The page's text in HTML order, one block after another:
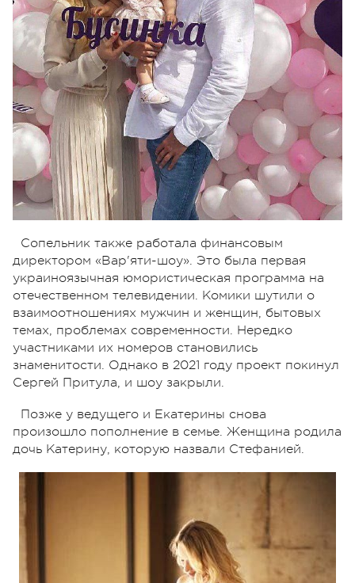
Сопельник также работала финансовым
директором «Вар'яти-шоу». Это была первая
украиноязычная юмористическая программа на
отечественном телевидении. Комики шутили о
взаимоотношениях мужчин и женщин, бытовых
темах, проблемах современности. Нередко
участниками их номеров становились
знаменитости. Однако в 2021 году проект покинул
Сергей Притула, и шоу закрыли.
Позже у ведущего и Екатерины снова
произошло пополнение в семье. Женщина родила
дочь Катерину, которую назвали Стефанией.